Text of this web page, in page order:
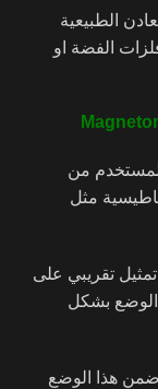
الطبيعية
الفضة او
من
مثل
تقريبي على
الوضع بشكل
ضمن هذا الوضع